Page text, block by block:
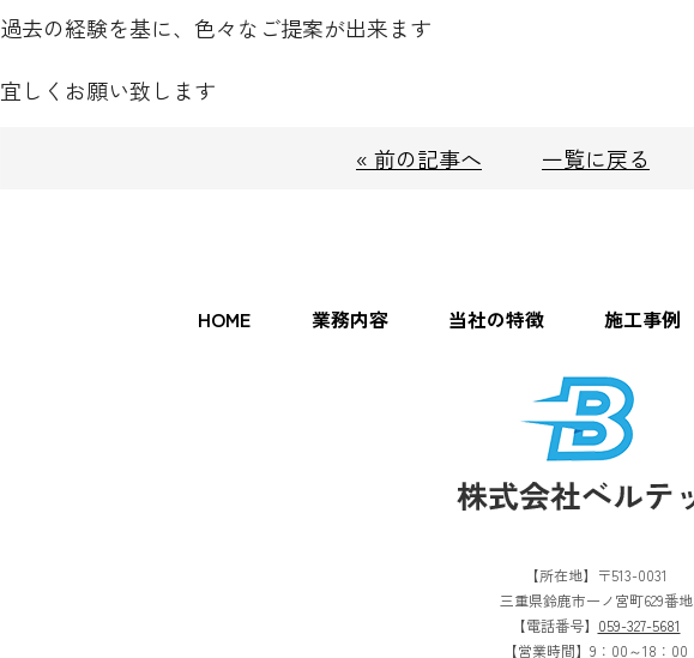
過去の経験を基に、色々なご提案が出来ます
宜しくお願い致します
« 前の記事へ 一覧に戻る
HOME 業務内容 当社の特徴 施工事例
【所在地】〒513-0031
三重県鈴鹿市一ノ宮町629番地
【電話番号】 059-327-5681
【営業時間】9：00～18：00